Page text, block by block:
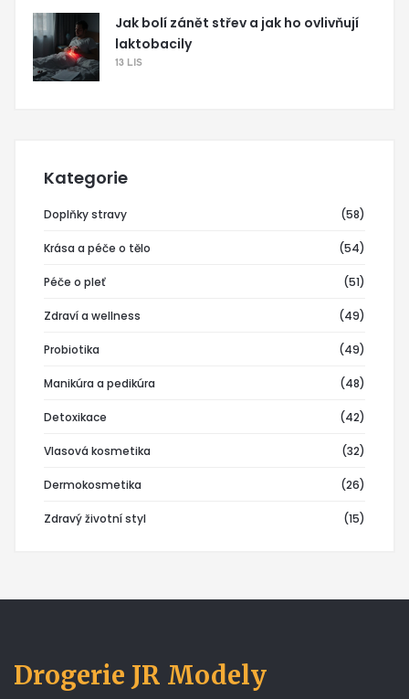
Jak bolí zánět střev a jak ho ovlivňují
laktobacily
13 LIS
Kategorie
Doplňky stravy (58)
Krása a péče o tělo (54)
Péče o pleť (51)
Zdraví a wellness (49)
Probiotika (49)
Manikúra a pedikúra (48)
Detoxikace (42)
Vlasová kosmetika (32)
Dermokosmetika (26)
Zdravý životní styl (15)
Drogerie JR Modely